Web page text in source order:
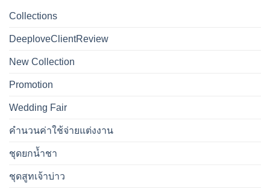
Collections
DeeploveClientReview
New Collection
Promotion
Wedding Fair
คำนวนค่าใช้จ่ายแต่งงาน
ชุดยกน้ำชา
ชุดสูทเจ้าบ่าว